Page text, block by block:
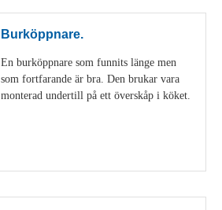
Burköppnare.
En burköppnare som funnits länge men
som fortfarande är bra. Den brukar vara
monterad undertill på ett överskåp i köket.